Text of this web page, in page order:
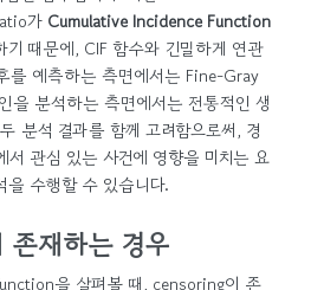
가 Cumulative Incidence Function
때문에, CIF 함수와 긴밀하게 연관
를 예측하는 측면에서는 Fine-Gray
을 분석하는 측면에서는 전통적인 생
분석 결과를 함께 고려함으로써, 경
관심 있는 사건에 영향을 미치는 요
을 수행할 수 있습니다.
존재하는 경우
을 살펴볼 때, censoring이 존